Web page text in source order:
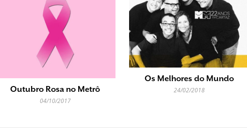
Outubro Rosa no Metrô
04/10/2017
Os Melhores do Mundo
24/02/2018